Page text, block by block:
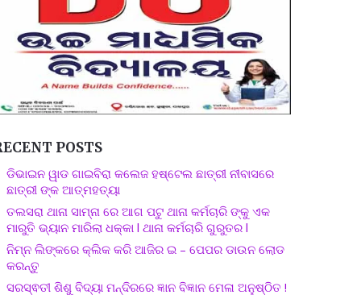
POSTS
ଡିଭାଇନ ୱାଡ ଗାଇବିରା କଲେଜ ହଷ୍ଟେଲ ଛାତ୍ରୀ ନୀବାସରେ
ଛାତ୍ରୀ ଙ୍କ ଆତ୍ମହତ୍ୟା
ତଲସରା ଥାନା ସାମ୍ନା ରେ ଆଗ ପଟୁ ଥାନା କର୍ମଚାରି ଙ୍କୁ ଏକ
ମାରୁତି ଭ୍ୟାନ ମାରିଲା ଧକ୍କା l ଥାନା କର୍ମଚାରି ଗୁରୁତର l
ନିମ୍ନ ଲିଙ୍କରେ କ୍ଲିକ କରି ଆଜିର ଇ – ପେପର ଡାଉନ ଲୋଡ
କରନ୍ତୁ
ସରସ୍ଵତୀ ଶିଶୁ ବିଦ୍ୟା ମନ୍ଦିରରେ ଜ୍ଞାନ ବିଜ୍ଞାନ ମେଳା ଅନୁଷ୍ଠିତ !